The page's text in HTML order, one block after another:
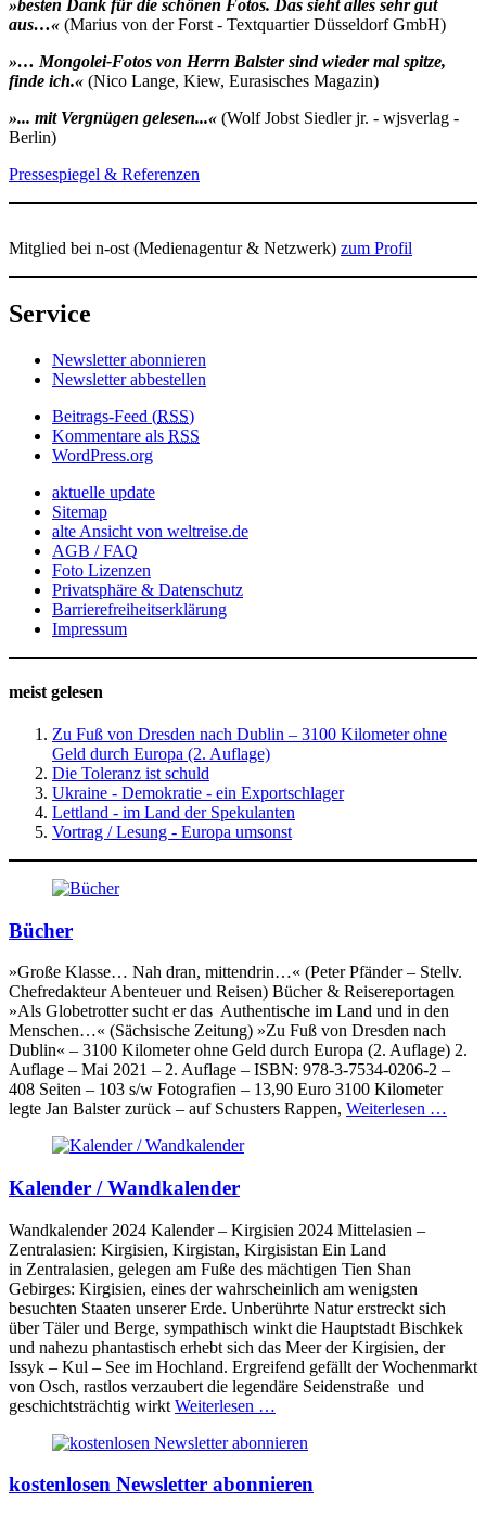
»besten Dank für die schönen Fotos. Das sieht alles sehr gut
aus…« (Marius von der Forst - Textquartier Düsseldorf GmbH)
»… Mongolei-Fotos von Herrn Balster sind wieder mal spitze,
finde ich.« (Nico Lange, Kiew, Eurasisches Magazin)
»... mit Vergnügen gelesen...« (Wolf Jobst Siedler jr. - wjsverlag -
Berlin)
Pressespiegel & Referenzen
Mitglied bei n-ost (Medienagentur & Netzwerk) zum Profil
Service
Newsletter abonnieren
Newsletter abbestellen
Beitrags-Feed (RSS)
Kommentare als RSS
WordPress.org
aktuelle update
Sitemap
alte Ansicht von weltreise.de
AGB / FAQ
Foto Lizenzen
Privatsphäre & Datenschutz
Barrierefreiheitserklärung
Impressum
meist gelesen
Zu Fuß von Dresden nach Dublin – 3100 Kilometer ohne
Geld durch Europa (2. Auflage)
Die Toleranz ist schuld
Ukraine - Demokratie - ein Exportschlager
Lettland - im Land der Spekulanten
Vortrag / Lesung - Europa umsonst
Bücher
»Große Klasse… Nah dran, mittendrin…« (Peter Pfänder – Stellv.
Chefredakteur Abenteuer und Reisen) Bücher & Reisereportagen
»Als Globetrotter sucht er das Authentische im Land und in den
Menschen…« (Sächsische Zeitung) »Zu Fuß von Dresden nach
Dublin« – 3100 Kilometer ohne Geld durch Europa (2. Auflage) 2.
Auflage – Mai 2021 – 2. Auflage – ISBN: 978-3-7534-0206-2 –
408 Seiten – 103 s/w Fotografien – 13,90 Euro 3100 Kilometer
legte Jan Balster zurück – auf Schusters Rappen, Weiterlesen …
Kalender / Wandkalender
Wandkalender 2024 Kalender – Kirgisien 2024 Mittelasien –
Zentralasien: Kirgisien, Kirgistan, Kirgisistan Ein Land
in Zentralasien, gelegen am Fuße des mächtigen Tien Shan
Gebirges: Kirgisien, eines der wahrscheinlich am wenigsten
besuchten Staaten unserer Erde. Unberührte Natur erstreckt sich
über Täler und Berge, sympathisch winkt die Hauptstadt Bischkek
und nahezu phantastisch erhebt sich das Meer der Kirgisien, der
Issyk – Kul – See im Hochland. Ergreifend gefällt der Wochenmarkt
von Osch, rastlos verzaubert die legendäre Seidenstraße und
geschichtsträchtig wirkt Weiterlesen …
kostenlosen Newsletter abonnieren